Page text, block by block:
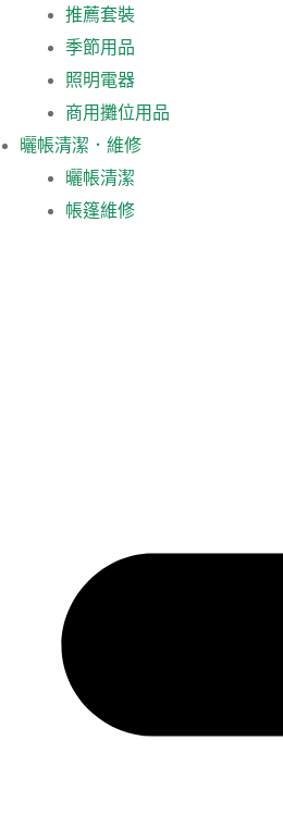
推薦套裝
季節用品
照明電器
商用攤位用品
曬帳清潔．維修
曬帳清潔
帳篷維修